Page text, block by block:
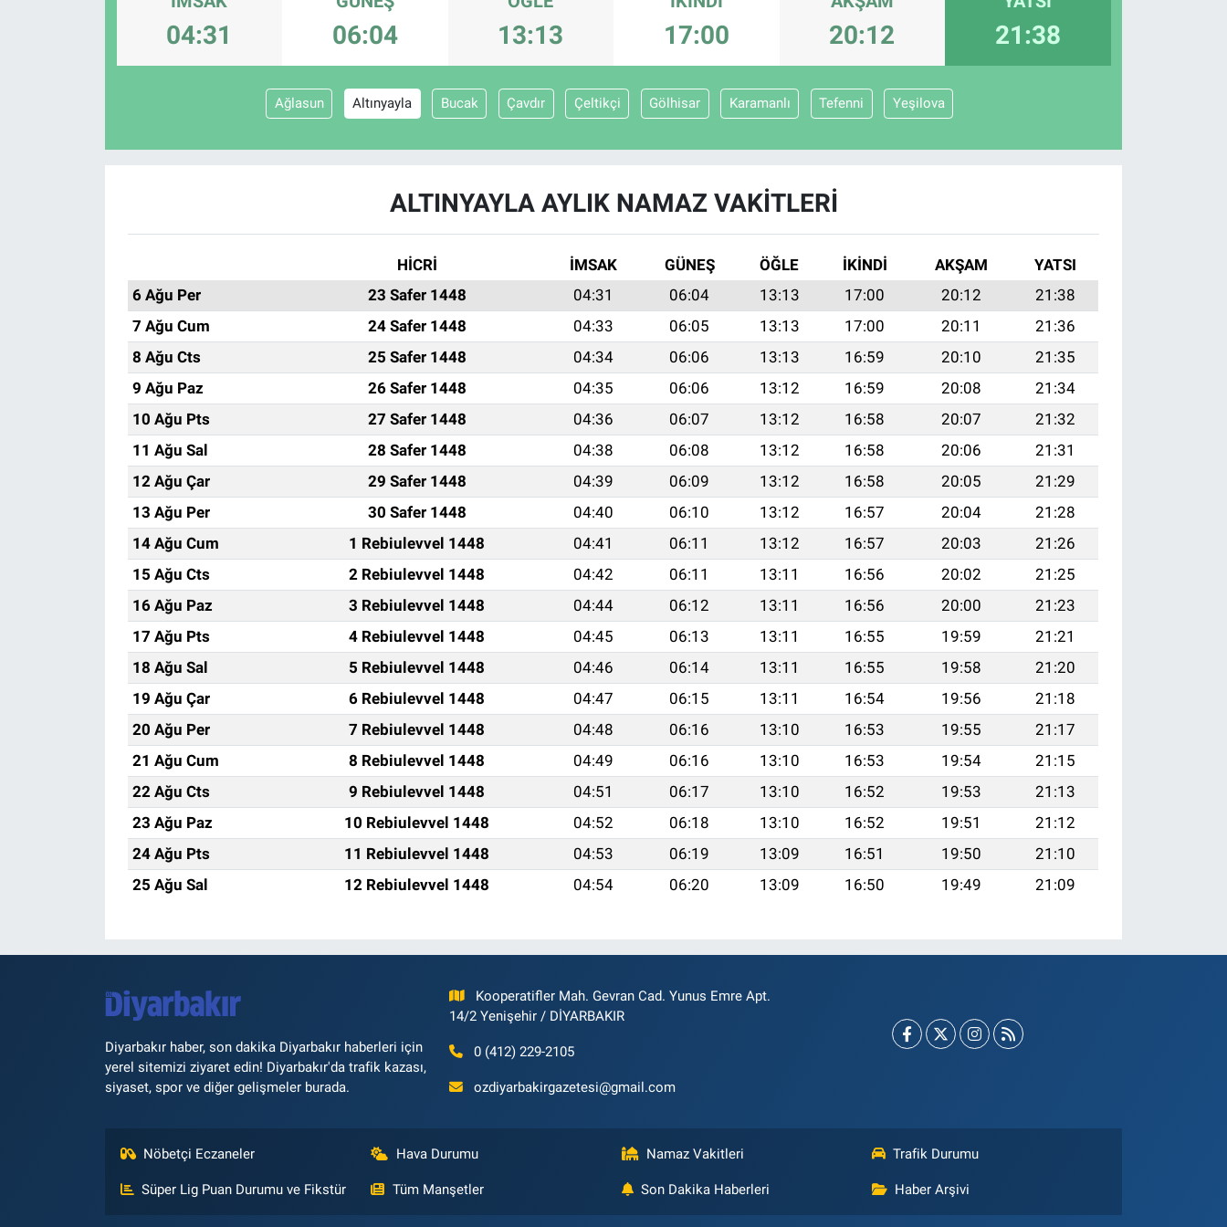
04:31 06:04 13:13 17:00 20:12 21:38
Ağlasun Altınyayla Bucak Çavdır Çeltikçi Gölhisar Karamanlı Tefenni Yeşilova
ALTINYAYLA AYLIK NAMAZ VAKITLERI
HİCRİ İMSAK GÜNEŞ ÖĞLE İKINDI AKŞAM
YATSI
6 Ağu Per
23 Safer 1448 04:31 06:04 13:13 17:00 20:12
21:38
7 Ağu Cum
24 Safer 1448 04:33 06:05 13:13 17:00 20:11
21:36
8 Ağu Cts
25 Safer 1448 04:34 06:06 13:13 16:59 20:10
21:35
9 Ağu Paz
26 Safer 1448 04:35 06:06 13:12 16:59 20:08
21:34
10 Ağu Pts
27 Safer 1448 04:36 06:07 13:12 16:58 20:07
21:32
11 Ağu Sal
28 Safer 1448 04:38 06:08 13:12 16:58 20:06
21:31
12 Ağu Çar
29 Safer 1448 04:39 06:09 13:12 16:58 20:05
21:29
13 Ağu Per
30 Safer 1448 04:40 06:10 13:12 16:57 20:04
21:28
14 Ağu Cum
1 Rebiulevvel 1448 04:41 06:11 13:12 16:57 20:03
21:26
15 Ağu Cts
2 Rebiulevvel 1448 04:42 06:11 13:11 16:56 20:02
21:25
16 Ağu Paz
3 Rebiulevvel 1448 04:44 06:12 13:11 16:56 20:00
21:23
17 Ağu Pts
4 Rebiulevvel 1448 04:45 06:13 13:11 16:55 19:59
21:21
18 Ağu Sal
5 Rebiulevvel 1448 04:46 06:14 13:11 16:55 19:58
21:20
19 Ağu Çar
6 Rebiulevvel 1448 04:47 06:15 13:11 16:54 19:56
21:18
20 Ağu Per
7 Rebiulevvel 1448 04:48 06:16 13:10 16:53 19:55
21:17
21 Ağu Cum
8 Rebiulevvel 1448 04:49 06:16 13:10 16:53 19:54
21:15
22 Ağu Cts
9 Rebiulevvel 1448 04:51 06:17 13:10 16:52 19:53
21:13
23 Ağu Paz
10 Rebiulevvel 1448 04:52 06:18 13:10 16:52 19:51
21:12
24 Ağu Pts
11 Rebiulevvel 1448 04:53 06:19 13:09 16:51 19:50
21:10
25 Ağu Sal
12 Rebiulevvel 1448 04:54 06:20 13:09 16:50 19:49 21:09
Diyarbakır haber, son dakika Diyarbakır haberleri için
yerel sitemizi ziyaret edin! Diyarbakır'da trafik kazası,
siyaset, spor ve diğer gelişmeler burada.
Kooperatifler Mah. Gevran Cad. Yunus Emre Apt.
14/2 Yenişehir / DİYARBAKIR
0 (412) 229-2105
ozdiyarbakirgazetesi@gmail.com
Nöbetçi Eczaneler Hava Durumu Namaz Vakitleri Trafik Durumu
Süper Lig Puan Durumu ve Fikstür Tüm Manşetler Son Dakika Haberleri Haber Arşivi